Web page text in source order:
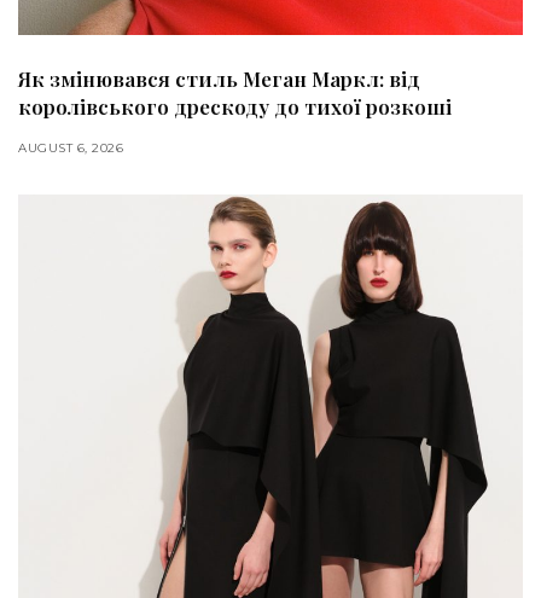
Як змінювався стиль Меган Маркл: від
королівського дрескоду до тихої розкоші
AUGUST 6, 2026